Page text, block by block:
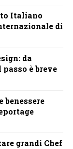
Italiano
di
da
è breve
benessere
grandi Chef